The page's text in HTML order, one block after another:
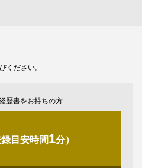
ください。
歴書をお持ちの方
目安時間1分）